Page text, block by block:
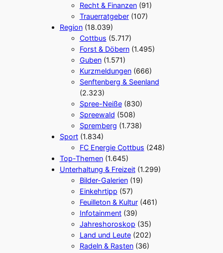
Recht & Finanzen(91)
Trauerratgeber(107)
Region(18.039)
Cottbus (5.717)
Forst & Döbern(1.495)
Guben(1.571)
Kurzmeldungen(666)
Senftenberg & Seenland
(2.323)
Spree-Neiße(830)
Spreewald (508)
Spremberg (1.738)
Sport(1.834)
FC Energie Cottbus (248)
Top-Themen(1.645)
Unterhaltung & Freizeit(1.299)
Bilder-Galerien(19)
Einkehrtipp (57)
Feuilleton & Kultur(461)
Infotainment(39)
Jahreshoroskop (35)
Land und Leute(202)
Radeln & Rasten(36)